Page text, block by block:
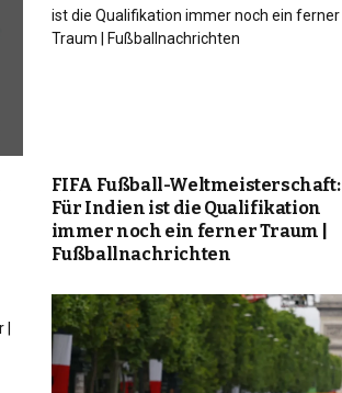
FIFA Fußball-Weltmeisterschaft:
Für Indien ist die Qualifikation
immer noch ein ferner Traum |
Fußballnachrichten